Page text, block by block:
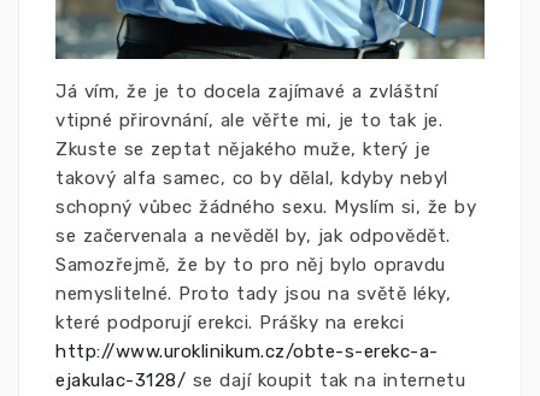
Já vím, že je to docela zajímavé a zvláštní
vtipné přirovnání, ale věřte mi, je to tak je.
Zkuste se zeptat nějakého muže, který je
takový alfa samec, co by dělal, kdyby nebyl
schopný vůbec žádného sexu. Myslím si, že by
se začervenala a nevěděl by, jak odpovědět.
Samozřejmě, že by to pro něj bylo opravdu
nemyslitelné. Proto tady jsou na světě léky,
které podporují erekci. Prášky na erekci
http://www.uroklinikum.cz/obte-s-erekc-a-
ejakulac-3128/ se dají koupit tak na internetu